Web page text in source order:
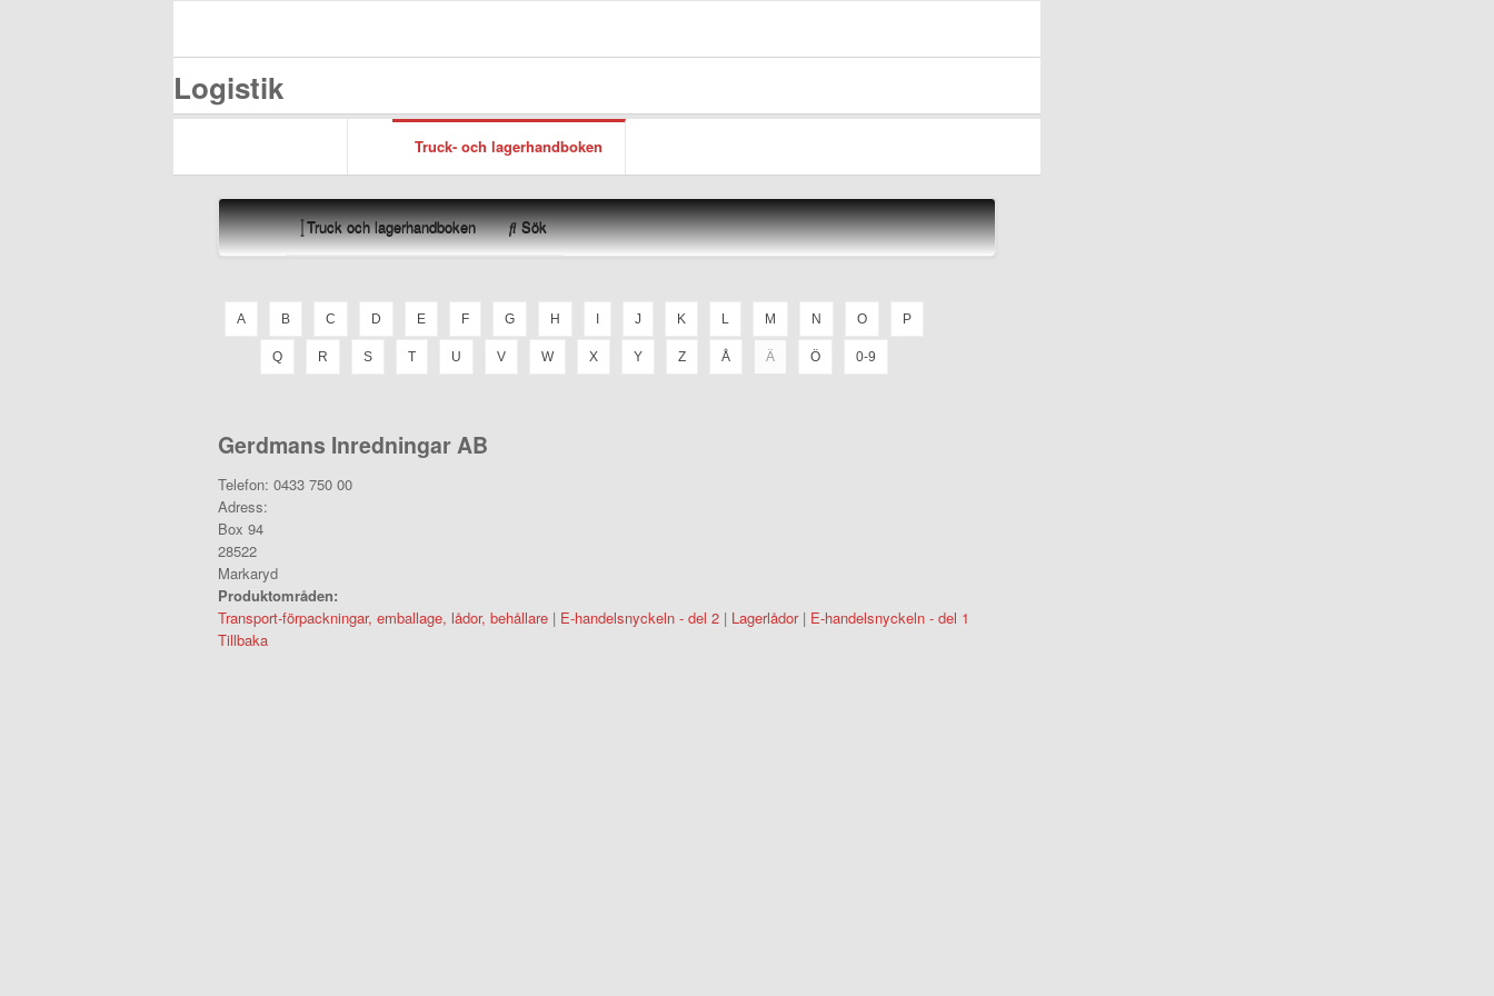
Logistik
Truck- och lagerhandboken
Truck och lagerhandboken Sök
A B C D E F G H I J K L M N O P
Q R S T U V W X Y Z Å Ä Ö 0-9
Gerdmans Inredningar AB
Telefon: 0433 750 00
Adress:
Box 94
28522
Markaryd
Produktområden:
Transport-förpackningar, emballage, lådor, behållare | E-handelsnyckeln - del 2 | Lagerlådor| E-handelsnyckeln - del 1
Tillbaka